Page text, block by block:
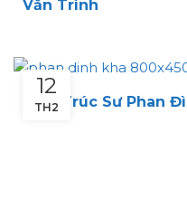
Văn Trình
12
TH2
Kiến Trúc Sư Phan